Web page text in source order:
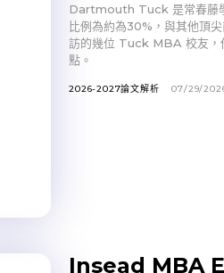
Dartmouth Tuck 是常春藤
比例為約為30%，與其他頂
訪的幾位 Tuck MBA 校友，
點。
2026-2027論文解析 07/29/
Insead MBA